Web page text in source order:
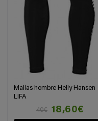
Mallas hombre Helly Hansen
LIFA
40€
18,60€